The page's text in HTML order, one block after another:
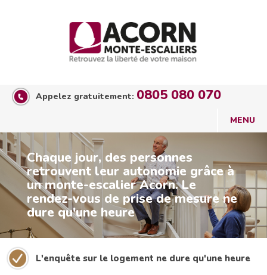
Appelez gratuitement: 0805 080 070
Chaque jour, des personnes
retrouvent leur autonomie grâce à
un monte-escalier Acorn. Le
rendez-vous de prise de mesure ne
dure qu'une heure
L'enquête sur le logement ne dure qu'une heure